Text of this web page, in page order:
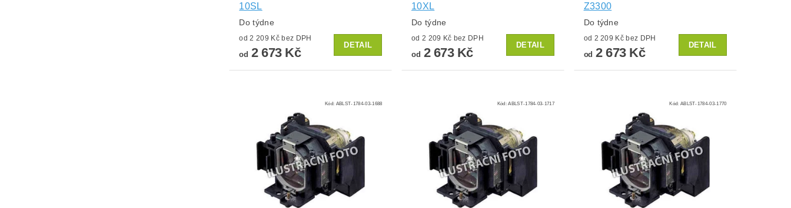
10SL
Do týdne
od 2 209 Kč bez DPH
od 2 673 Kč
DETAIL
10XL
Do týdne
od 2 209 Kč bez DPH
od 2 673 Kč
DETAIL
Z3300
Do týdne
od 2 209 Kč bez DPH
od 2 673 Kč
DETAIL
Kód: ABLST-1784-03-1688 Kód:ABLST-1784-03-1717 Kód: ABLST-1784-03-1770